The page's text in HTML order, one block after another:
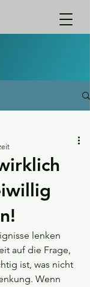
lenken
auf die Frage,
ist, was nicht
Wenn